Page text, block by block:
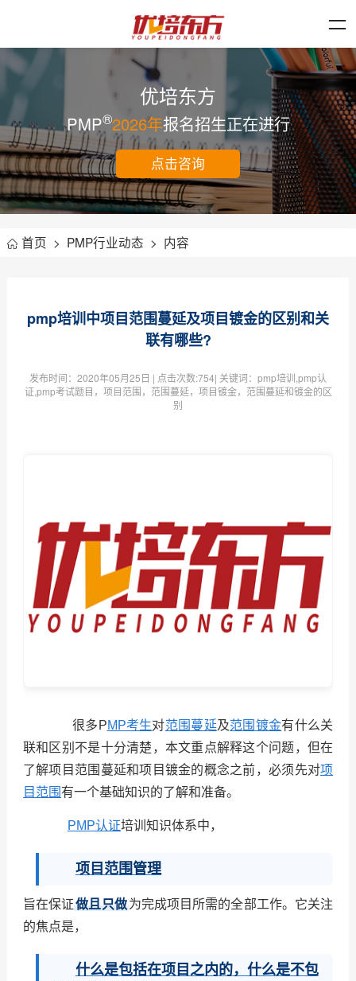
优培东方
PMP®2026年报名招生正在进行
点击咨询
首页 > PMP行业动态 > 内容
pmp培训中项目范围蔓延及项目镀金的区别和关
联有哪些?
发布时间： 2020年05月25日 | 点击次数:754| 关键词：pmp培训,pmp认
证,pmp考试题目，项目范围，范围蔓延，项目镀金，范围蔓延和镀金的区
别
很多PMP考生对范围蔓延及范围镀金有什么关
联和区别不是十分清楚，本文重点解释这个问题，但在
了解项目范围蔓延和项目镀金的概念之前，必须先对项
目范围有一个基础知识的了解和准备。
PMP认证培训知识体系中，
项目范围管理
旨在保证做且只做为完成项目所需的全部工作。它关注
的焦点是，
什么是包括在项目之内的，什么是不包